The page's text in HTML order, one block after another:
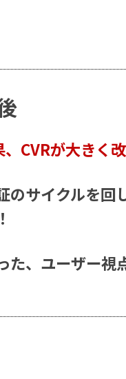
CVRが大きく改
のサイクルを
た、ユーザー視